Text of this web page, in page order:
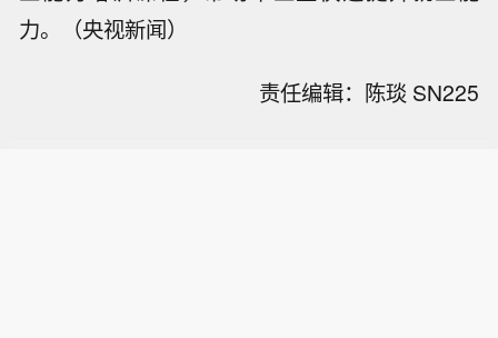
力。（央视新闻）
责任编辑：陈琰 SN225